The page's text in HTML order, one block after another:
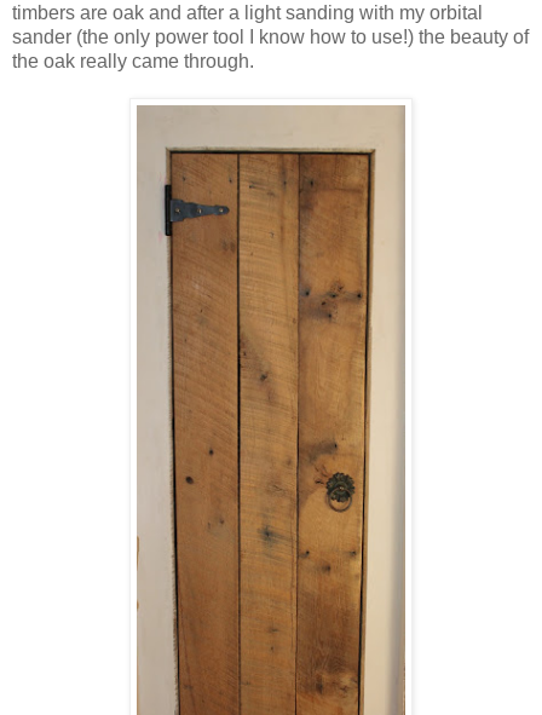
timbers are oak and after a light sanding with my orbital
sander (the only power tool I know how to use!) the beauty of
the oak really came through.